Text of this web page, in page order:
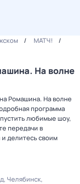
МАТЧ!
На волне
Ромашина. На волне
программа
любимые шоу,
передачи в
делитесь своим
Челябинск